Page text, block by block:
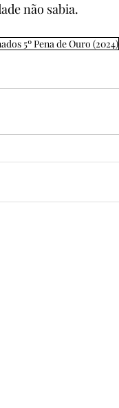
não sabia.
5º Pena de Ouro (2024)